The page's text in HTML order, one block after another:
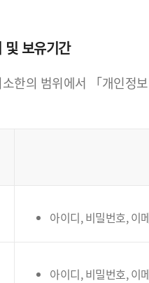
보유기간
한의 범위에서 「개인정
아이디, 비밀번호, 이
아이디, 비밀번호, 이